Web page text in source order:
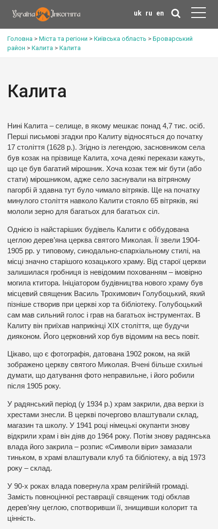
uk ru en
Головна > Міста та регіони > Київська область > Броварський
район > Калита > Калита
Калита
Нині Калита – селище, в якому мешкає понад 4,7 тис. осіб.
Перші письмові згадки про Калиту відносяться до початку
17 століття (1628 р.). Згідно із легендою, засновником села
був козак на прізвище Калита, хоча деякі перекази кажуть,
що це був багатий мірошник. Хоча козак теж міг бути (або
стати) мірошником, адже село заснували на вітряному
пагорбі й здавна тут було чимало вітряків. Ще на початку
минулого століття навколо Калити стояло 65 вітряків, які
мололи зерно для багатьох для багатьох сіл.
Однією із найстаріших будівель Калити є оббудована
цеглою дерев’яна церква святого Миколая. Її звели 1904-
1905 рр. у типовому, синодально-єпархіальному стилі, на
місці значно старішого козацького храму. Від старої церкви
залишилася гробниця із невідомим похованням – імовірно
могила ктитора. Ініціатором будівництва нового храму був
місцевий священик Василь Трохимович Голубоцький, який
пізніше створив при церкві хор та бібліотеку. Голубоцький
сам мав сильний голос і грав на багатьох інструментах. В
Калиту він приїхав наприкінці ХІХ століття, ще будучи
дияконом. Його церковний хор був відомим на весь повіт.
Цікаво, що є фотографія, датована 1902 роком, на якій
зображено церкву святого Миколая. Вчені більше схильні
думати, що датування фото неправильне, і його робили
після 1905 року.
У радянський період (у 1934 р.) храм закрили, два верхи із
хрестами знесли. В церкві почергово влаштували склад,
магазин та школу. У 1941 році німецькі окупанти знову
відкрили храм і він діяв до 1964 року. Потім знову радянська
влада його закрила – розпис «Символи віри» замазали
тиньком, в храмі влаштували клуб та бібліотеку, а від 1973
року – склад.
У 90-х роках влада повернула храм релігійній громаді.
Замість повноцінної реставрації священик тоді обклав
дерев’яну цеглою, спотворивши її, знищивши колорит та
цінність.